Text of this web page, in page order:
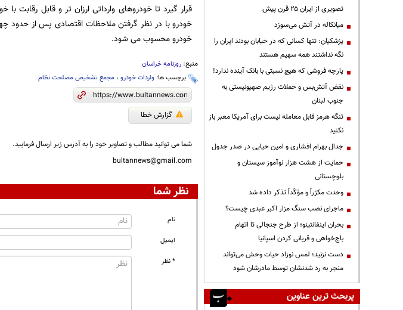
قرار گیرد تا خودروهای وارداتی ارزان تر و قابل
خودرو با در نظر گرفتن ملاحظات اقتصادی پس از حدود
خودرو محسوب می شود.
منبع: روزنامه خراسان
برچسب ها: واردات خودرو، مجمع تشخیص مصلحت نظام
گزارش خطا
شما می توانید مطالب و تصاویر خود را به آدرس زیر ارسال فرمایید.
bultannews@gmail.com
نظر شما
نام
ایمیل
* نظر
تصویری از ایران ۲۵ قرن پیش
میانکاله در آتش می‌سوزد
پزشکیان: تنها کسانی که در خیابان بودند ایران را
نگه نداشتند همه سهیم هستند
پارچه فروشی که هیچ نسبتی با بانک آینده ندارد!
نقض آتش‌بس و حملات رژیم صهیونیستی به
جنوب لبنان
تنگه هرمز قابل معامله نیست برای آمریکا معبر باز
نکنید
جدال بهرام افشاری و امین حیایی در صدر جدول
حمایت از هشت هزار نوآموز سیستان و
بلوچستانی
وحدت مکرّراً و مؤکّداً تذکر داده شد
ماجرای نصب سنگ مزار اکبر عبدی چیست؟
بحران اینفانتینو؛ از طرح جنجالی تا اتهام
باج‌خواهی و قربانی کردن اسپانیا
دست نزنید؛ لمس نوزاد حیات وحش می‌تواند
منجر به رد شدنشان توسط مادرشان شود
پربحث ترین عناوین